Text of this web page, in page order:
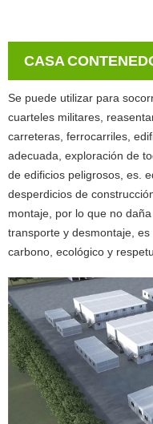
CASA
Se puede utilizar para
cuarteles militares,
carreteras, ferrocarriles,
adecuada, exploración de
de edificios peligrosos, es.
desperdicios de
montaje, por lo que no
transporte y desmontaje,
carbono, ecológico y